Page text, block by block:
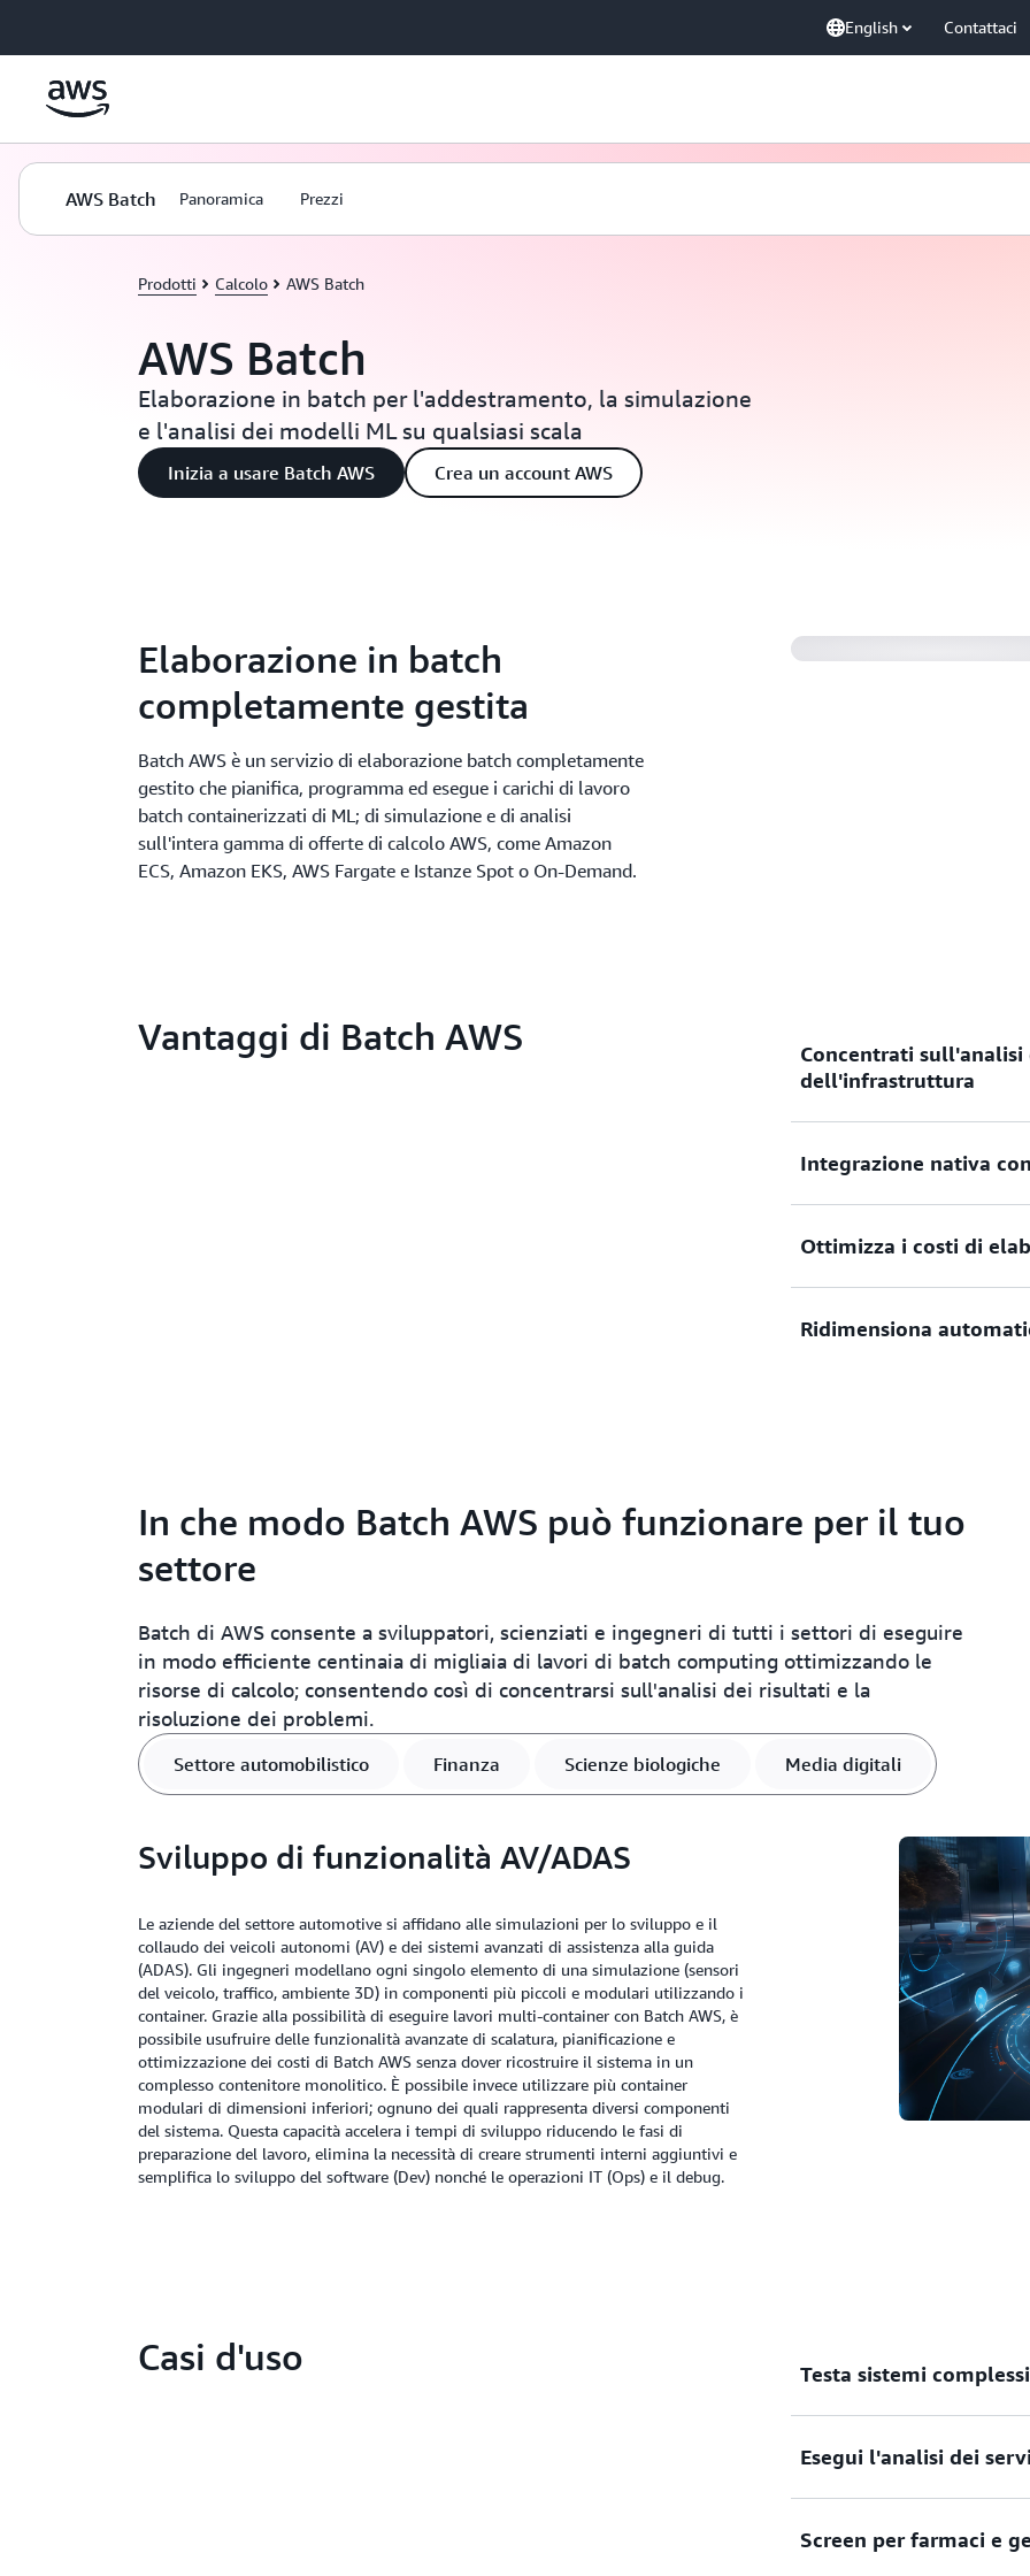
English Contattaci
AWS Batch Panoramica Prezzi
Prodotti Calcolo AWS Batch
AWS Batch
Elaborazione in batch per l'addestramento, la simulazione
e l'analisi dei modelli ML su qualsiasi scala
Inizia a usare Batch AWS Crea un account AWS
Elaborazione in batch
completamente gestita
Batch AWS è un servizio di elaborazione batch completamente
gestito che pianifica, programma ed esegue i carichi di lavoro
batch containerizzati di ML; di simulazione e di analisi
sull'intera gamma di offerte di calcolo AWS, come Amazon
ECS, Amazon EKS, AWS Fargate e Istanze Spot o On-Demand.
Vantaggi di Batch AWS
Concentrati
dell'infrastruttura
simulazione e calcolo
server.
Integrazione nativa
scalabilità, rete e gestione.
Ottimizza i costi di
in base ai requisiti di
Ridimensiona
In che modo Batch AWS può funzionare per il tuo
settore
Batch di AWS consente a sviluppatori, scienziati e ingegneri di tutti i settori di eseguire
in modo efficiente centinaia di migliaia di lavori di batch computing ottimizzando le
risorse di calcolo; consentendo così di concentrarsi sull'analisi dei risultati e la
risoluzione dei problemi.
Settore automobilistico Finanza Scienze biologiche Media digitali
Sviluppo di funzionalità AV/ADAS
Le aziende del settore automotive si affidano alle simulazioni per lo sviluppo e il
collaudo dei veicoli autonomi (AV) e dei sistemi avanzati di assistenza alla guida
(ADAS). Gli ingegneri modellano ogni singolo elemento di una simulazione (sensori
del veicolo, traffico, ambiente 3D) in componenti più piccoli e modulari utilizzando i
container. Grazie alla possibilità di eseguire lavori multi-container con Batch AWS, è
possibile usufruire delle funzionalità avanzate di scalatura, pianificazione e
ottimizzazione dei costi di Batch AWS senza dover ricostruire il sistema in un
complesso contenitore monolitico. È possibile invece utilizzare più container
modulari di dimensioni inferiori; ognuno dei quali rappresenta diversi componenti
del sistema. Questa capacità accelera i tempi di sviluppo riducendo le fasi di
preparazione del lavoro, elimina la necessità di creare strumenti interni aggiuntivi e
semplifica lo sviluppo del software (Dev) nonché le operazioni IT (Ops) e il debug.
Casi d'uso Testa sistemi
Esegui simulazioni in scala
Esegui l'analisi dei
Automatizza le analisi dei
Screen per farmaci e